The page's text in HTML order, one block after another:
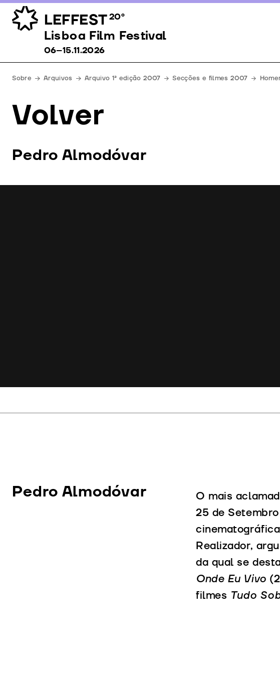
LEFFEST20º
Lisboa Film Festival 06–15.11.2026
Lisboa Film Festival
06–15.11.2026
Sobre Arquivos Arquivo 1ª edição 2007 Secções e filmes 2007
Volver
Pedro Almodóvar
Pedro Almodóvar
O mais
25 de
Realizador,
da qual se
Onde Eu Vivo
filmes Tudo